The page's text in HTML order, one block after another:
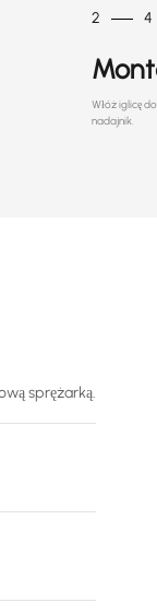
2 4
Włóż iglicę
nadajnik.
sprężarką.